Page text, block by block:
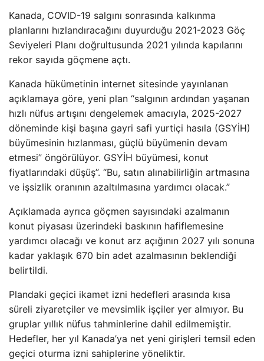
Kanada, COVID-19 salgını sonrasında kalkınma
planlarını hızlandıracağını duyurduğu 2021-2023 Göç
Seviyeleri Planı doğrultusunda 2021 yılında kapılarını
rekor sayıda göçmene açtı.
Kanada hükümetinin internet sitesinde yayınlanan
açıklamaya göre, yeni plan “salgının ardından yaşanan
hızlı nüfus artışını dengelemek amacıyla, 2025-2027
döneminde kişi başına gayri safi yurtiçi hasıla (GSYİH)
büyümesinin hızlanması, güçlü büyümenin devam
etmesi” öngörülüyor. GSYİH büyümesi, konut
fiyatlarındaki düşüş”. “Bu, satın alınabilirliğin artmasına
ve işsizlik oranının azaltılmasına yardımcı olacak.”
Açıklamada ayrıca göçmen sayısındaki azalmanın
konut piyasası üzerindeki baskının hafiflemesine
yardımcı olacağı ve konut arz açığının 2027 yılı sonuna
kadar yaklaşık 670 bin adet azalmasının beklendiği
belirtildi.
Plandaki geçici ikamet izni hedefleri arasında kısa
süreli ziyaretçiler ve mevsimlik işçiler yer almıyor. Bu
gruplar yıllık nüfus tahminlerine dahil edilmemiştir.
Hedefler, her yıl Kanada’ya net yeni girişleri temsil eden
geçici oturma izni sahiplerine yöneliktir.